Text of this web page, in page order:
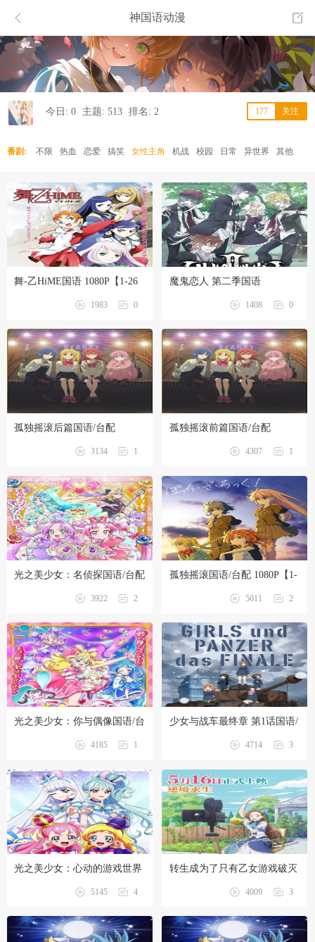
神国语动漫
今日: 0 主题: 513 排名: 2 177 关注
番剧: 不限 热血 恋爱 搞笑 女性主角 机战 校园 日常 异世界 其他
舞-乙HiME国语 1080P【1-26
0
1983
魔鬼恋人 第二季国语
0
1408
孤独摇滚后篇国语/台配
1
3134
孤独摇滚前篇国语/台配
1
4307
光之美少女：名侦探国语/台配
2
3922
孤独摇滚国语/台配 1080P【1-
2
5011
光之美少女：你与偶像国语/台
1
4185
少女与战车最终章 第1话国语/
3
4714
光之美少女：心动的游戏世界
4
5145
转生成为了只有乙女游戏破灭
1080P【剧场版】
3
4009